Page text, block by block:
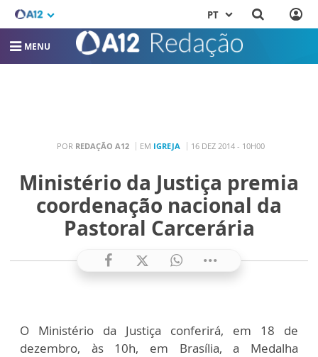
PT
MENU
POR REDAÇÃO A12 EM IGREJA 16 DEZ 2014 - 10H00
Ministério da Justiça premia
coordenação nacional da
Pastoral Carcerária
O Ministério da Justiça conferirá, em 18 de
dezembro, às 10h, em Brasília, a Medalha